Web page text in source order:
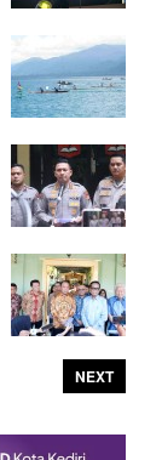
NEXT